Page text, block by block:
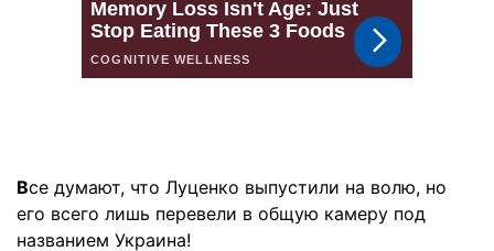
Все думают, что Луценко выпустили на волю, но
его всего лишь перевели в общую камеру под
названием Украина!